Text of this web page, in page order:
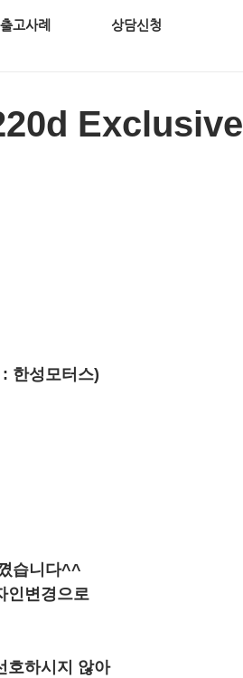
출고사례 상담신청
Exclusive
한성모터스)
습니다^^
인변경으로
호하시지 않아